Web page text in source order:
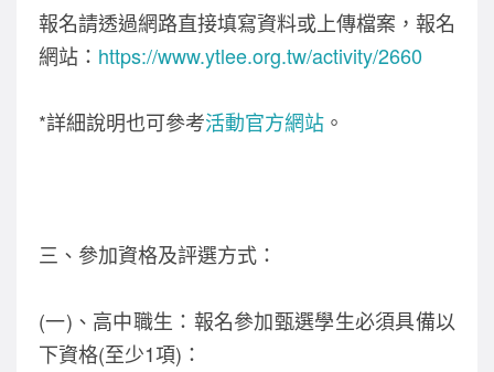
報名請透過網路直接填寫資料或上傳檔案，報名
網站： https://www.ytlee.org.tw/activity/2660
*詳細說明也可參考活動官方網站 。
三、參加資格及評選方式：
(一)、高中職生：報名參加甄選學生必須具備以
下資格(至少1項)：